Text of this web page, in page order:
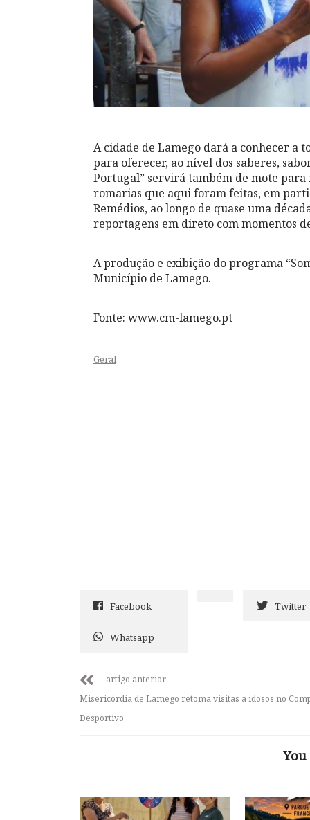
A cidade de Lamego dará a conhecer a
para oferecer, ao nível dos saberes,
Portugal” servirá também de mote
romarias que aqui foram feitas, em
Remédios, ao longo de quase uma
reportagens em direto com momentos
A produção e exibição do programa
Município de Lamego.
Fonte: www.cm-lamego.pt
Geral
Facebook Twitter
Whatsapp
artigo anterior
Misericórdia de Lamego retoma visitas a idosos no
Desportivo